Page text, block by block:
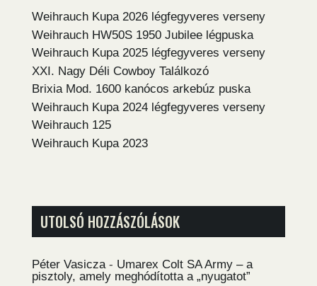
Weihrauch Kupa 2026 légfegyveres verseny
Weihrauch HW50S 1950 Jubilee légpuska
Weihrauch Kupa 2025 légfegyveres verseny
XXI. Nagy Déli Cowboy Találkozó
Brixia Mod. 1600 kanócos arkebúz puska
Weihrauch Kupa 2024 légfegyveres verseny
Weihrauch 125
Weihrauch Kupa 2023
UTOLSÓ HOZZÁSZÓLÁSOK
Péter Vasicza - Umarex Colt SA Army – a
pisztoly, amely meghódította a „nyugatot”